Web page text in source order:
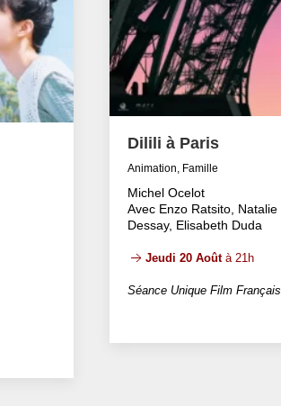
Dilili à Paris
Animation, Famille
Michel Ocelot
Avec Enzo Ratsito, Natalie
Dessay, Elisabeth Duda
Jeudi 20 Aoûtà 21h
Séance Unique Film Français